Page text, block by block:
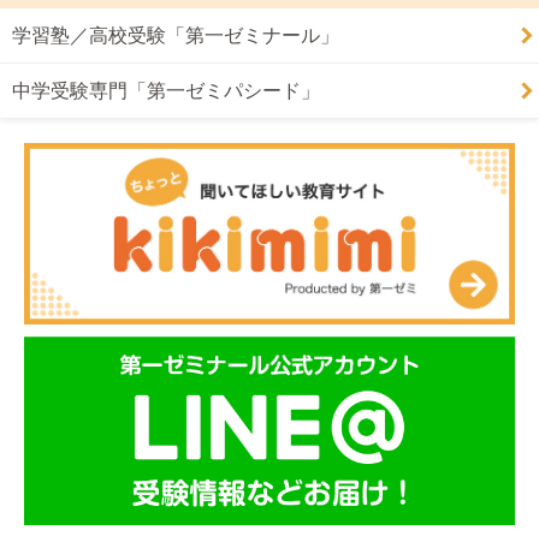
学習塾／高校受験「第一ゼミナール」
中学受験専門「第一ゼミパシード」